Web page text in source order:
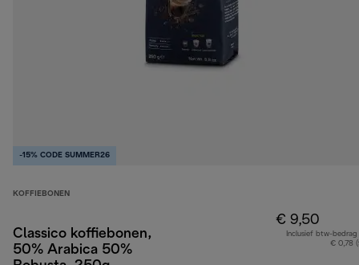
-15% CODE SUMMER26
KOFFIEBONEN
Classico koffiebonen,
50% Arabica 50%
€ 9,50
Inclusief btw-bedrag
€ 0,78